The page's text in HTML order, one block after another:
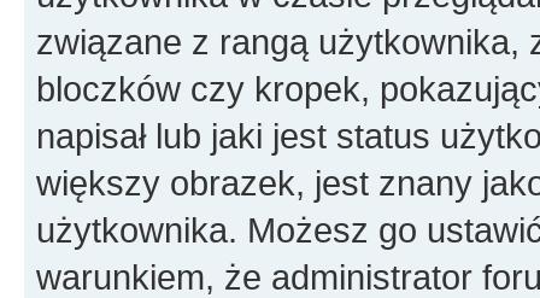
związane z rangą użytkownika,
bloczków czy kropek,
napisał lub jaki jest status
większy obrazek, jest znany
użytkownika. Możesz go
warunkiem, że administrator